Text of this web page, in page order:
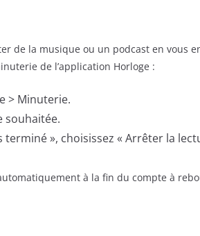
de la musique ou un podcast en vous
de l’application Horloge :
> Minuterie.
souhaitée.
terminé », choisissez « Arrêter la
à la fin du compte à